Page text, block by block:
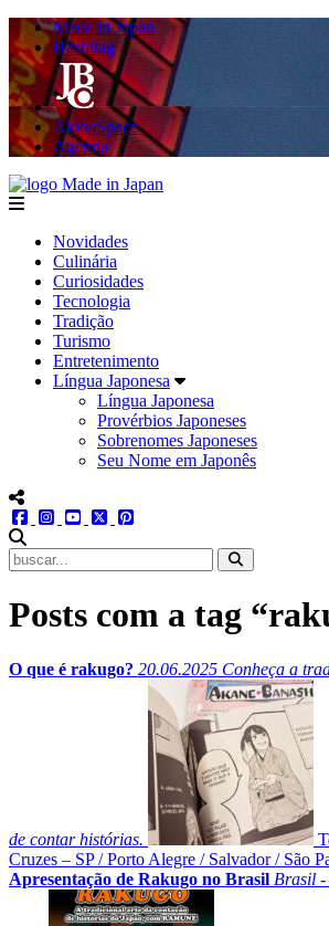
Made in Japan
Hashitag
AkibaSpace
Agenda
menu
Novidades
Culinária
Curiosidades
Tecnologia
Tradição
Turismo
Entretenimento
Língua Japonesa
Língua Japonesa
Provérbios Japoneses
Sobrenomes Japoneses
Seu Nome em Japonês
menu redes social
facebookinstagram
youtube
twitter
Posts com a tag
O que é rakugo? 20.06.2025 Conheça a
de contar histórias.
Cruzes – SP/Porto Alegre / Salvador/ São
Apresentação de Rakugo no Brasil Brasil -